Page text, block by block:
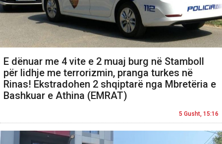
E dënuar me 4 vite e 2 muaj burg në Stamboll
për lidhje me terrorizmin, pranga turkes në
Rinas! Ekstradohen 2 shqiptarë nga Mbretëria e
Bashkuar e Athina (EMRAT)
5 Gusht, 15:16